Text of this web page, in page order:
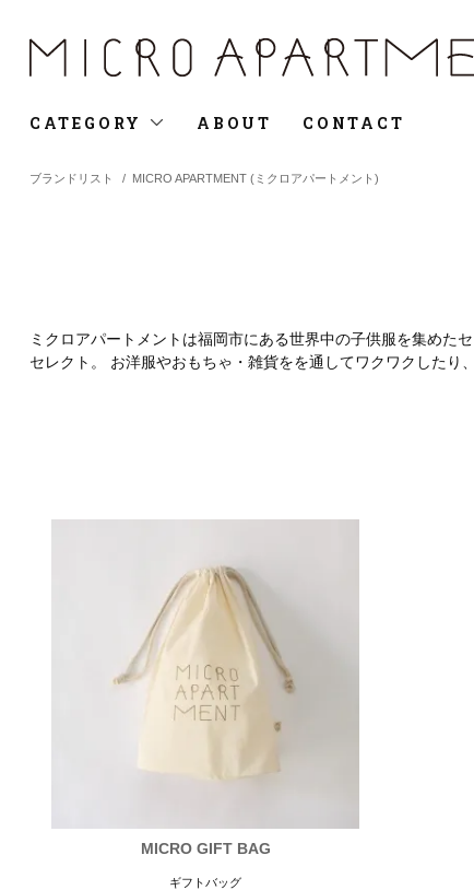
CATEGORY ABOUT CONTACT
ブランドリスト / MICRO APARTMENT (ミクロアパートメント)
ミクロアパートメントは福岡市にある世界中の子供服を集めた
セレクト。 お洋服やおもちゃ・雑貨をを通してワクワクしたり
MICRO GIFT BAG
ギフトバッグ